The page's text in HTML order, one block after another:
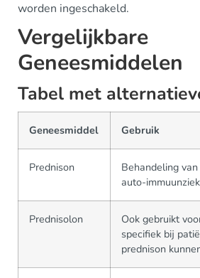
worden ingeschakeld.
Vergelijkbare
Geneesmiddelen
Tabel met
Geneesmiddel Gebruik
Prednison
Behandeling
auto-
Prednisolon
Ook gebruikt
specifiek bij
prednison